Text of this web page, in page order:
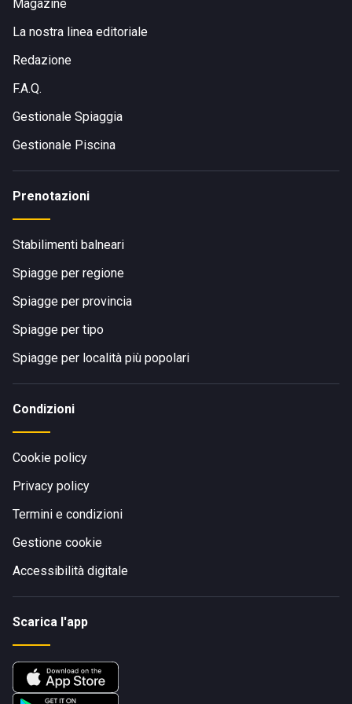
Magazine
La nostra linea editoriale
Redazione
F.A.Q.
Gestionale Spiaggia
Gestionale Piscina
Prenotazioni
Stabilimenti balneari
Spiagge per regione
Spiagge per provincia
Spiagge per tipo
Spiagge per località più popolari
Condizioni
Cookie policy
Privacy policy
Termini e condizioni
Gestione cookie
Accessibilità digitale
Scarica l'app